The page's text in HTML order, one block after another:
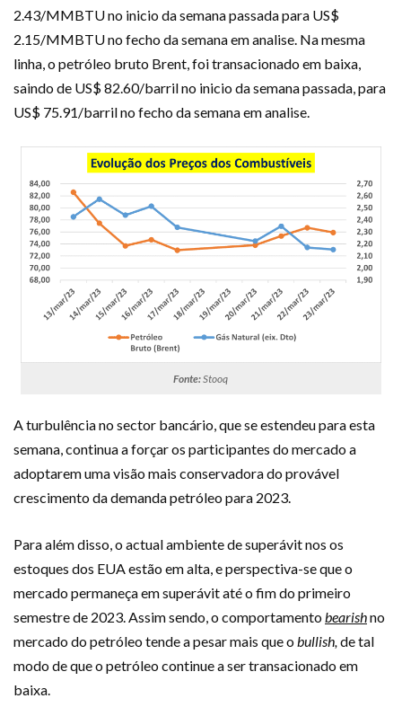
2.43/MMBTU no inicio da semana passada para US$
2.15/MMBTU no fecho da semana em analise. Na mesma
linha, o petróleo bruto Brent, foi transacionado em baixa,
saindo de US$ 82.60/barril no inicio da semana passada, para
US$ 75.91/barril no fecho da semana em analise.
Fonte:Stooq
A turbulência no sector bancário, que se estendeu para esta
semana, continua a forçar os participantes do mercado a
adoptarem uma visão mais conservadora do provável
crescimento da demanda petróleo para 2023.
Para além disso, o actual ambiente de superávit nos os
estoques dos EUA estão em alta, e perspectiva-se que o
mercado permaneça em superávit até o fim do primeiro
semestre de 2023. Assim sendo, o comportamento bearishno
mercado do petróleo tende a pesar mais que o bullish, de tal
modo de que o petróleo continue a ser transacionado em
baixa.